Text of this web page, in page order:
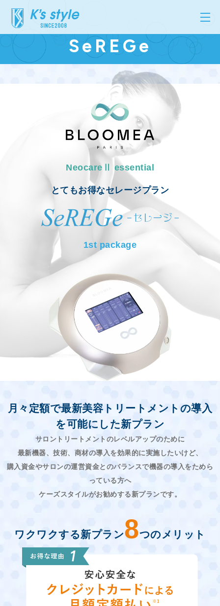
SeREGe
NeocareⅡ essential
とてもお得なセレージプラン
1st package
月々定額で最新美容トリートメントの導入
を可能にした新プラン
サロントリートメントのレベルアップのために
最新機器、技術、商材の導入を効果的に実施したいけど、
購入資金やサロンの運営資金とのバランスで機器の導入をためら
っている方へ
ケーズスタイルがお勧めする新プランです。
ワクワクする新プラン8つのメリット